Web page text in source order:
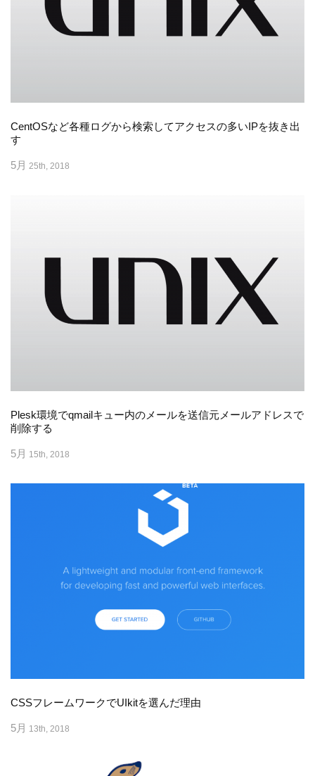
CentOSなど各種ログから検索してアクセスの多いIPを抜き出
す
5月 25th, 2018
Plesk環境でqmailキュー内のメールを送信元メールアドレスで
削除する
5月 15th, 2018
CSSフレームワークでUIkitを選んだ理由
5月 13th, 2018